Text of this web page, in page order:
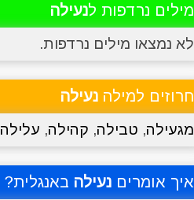
מילים נרדפות לנעילה
לא נמצאו מילים נרדפות.
חרוזים למילה נעילה
מגעילה, טבילה, קהילה, עלילה
איך אומרים נעילה באנגלית?